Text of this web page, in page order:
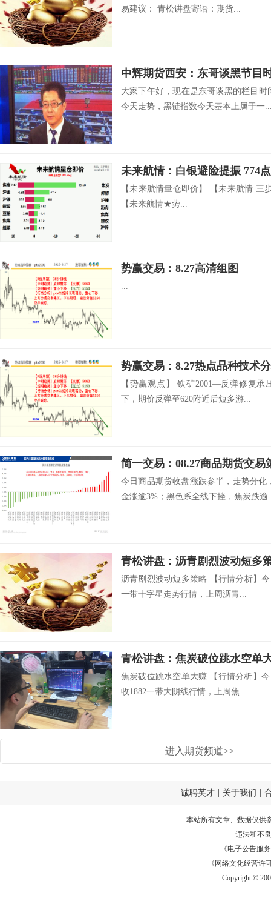
易建议： 青松讲盘寄语：期货...
中辉期货西安：东哥谈黑节目
大家下午好，现在是东哥谈黑的栏目
今天走势，黑链指数今天基本上属于一
未来航情：白银避险提振 774
【未来航情量仓即价】 【未来航情 三
【未来航情★势...
势赢交易：8.27高清组图
...
势赢交易：8.27热点品种技术
【势赢观点】 铁矿2001—反弹修
下，期价反弹至620附近后短多游...
简一交易：08.27商品期货交易
今日商品期货收盘涨跌参半，走势分化
金涨逾3%；黑色系全线下挫，焦炭跌逾
青松讲盘：沥青剧烈波动短多
沥青剧烈波动短多策略 【行情分析】
一带十字星走势行情，上周沥青...
青松讲盘：焦炭破位跳水空单
焦炭破位跳水空单大赚 【行情分析】
收1882一带大阴线行情，上周焦...
进入期货频道>>
诚聘英才 关于我们
本站所有文章、数据仅供
违法和不
《电子公告服务
《网络文化经营许
Copyright ©